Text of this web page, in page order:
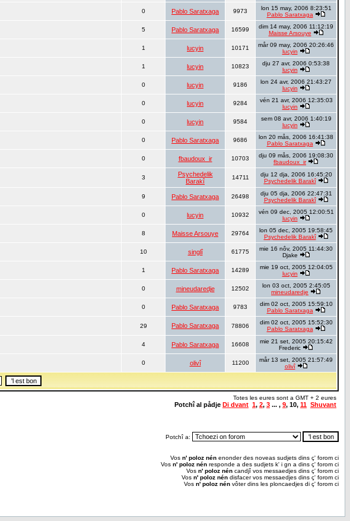
0 Pablo Saratxaga 9973
lon 15 may, 2006 8:23:51
Pablo Saratxaga
5 Pablo Saratxaga 16599
dim 14 may, 2006 11:12:19
Maisse Arsouye
1 lucyin 10171
mår 09 may, 2006 20:26:46
lucyin
1 lucyin 10823
dju 27 avr, 2006 0:53:38
lucyin
0 lucyin 9186
lon 24 avr, 2006 21:43:27
lucyin
0 lucyin 9284
vén 21 avr, 2006 12:35:03
lucyin
0 lucyin 9584
sem 08 avr, 2006 1:40:19
lucyin
0 Pablo Saratxaga 9686
lon 20 mås, 2006 16:41:38
Pablo Saratxaga
0 fbaudoux_ir 10703
dju 09 mås, 2006 19:08:30
fbaudoux_ir
3
Psychedelik
Barakî
14711
dju 12 dja, 2006 16:45:20
Psychedelik Barakî
9 Pablo Saratxaga 26498
dju 05 dja, 2006 22:47:31
Psychedelik Barakî
0 lucyin 10932
vén 09 dec, 2005 12:00:51
lucyin
8 Maisse Arsouye 29764
lon 05 dec, 2005 19:58:45
Psychedelik Barakî
10 singlî 61775
mie 16 nôv, 2005 11:44:30
Djake
1 Pablo Saratxaga 14289
mie 19 oct, 2005 12:04:05
lucyin
0 mineudaredje 12502
lon 03 oct, 2005 2:45:05
mineudaredje
0 Pablo Saratxaga 9783
dim 02 oct, 2005 15:59:10
Pablo Saratxaga
29 Pablo Saratxaga 78806
dim 02 oct, 2005 15:52:30
Pablo Saratxaga
4 Pablo Saratxaga 16608
mie 21 set, 2005 20:15:42
Frederic
0 olivî 11200
mår 13 set, 2005 21:57:49
olivî
Totes les eures sont a GMT + 2 eures
Potchî al pådje Di dvant 1, 2, 3 ... , 9, 10, 11 Shuvant
Potchî a:
Vos n' poloz nén enonder des noveas sudjets dins ç' forom ci
Vos n' poloz nén responde a des sudjets k' i gn a dins ç' forom ci
Vos n' poloz nén candjî vos messaedjes dins ç' forom ci
Vos n' poloz nén disfacer vos messaedjes dins ç' forom ci
Vos n' poloz nén vôter dins les ploncaedjes di ç' forom ci